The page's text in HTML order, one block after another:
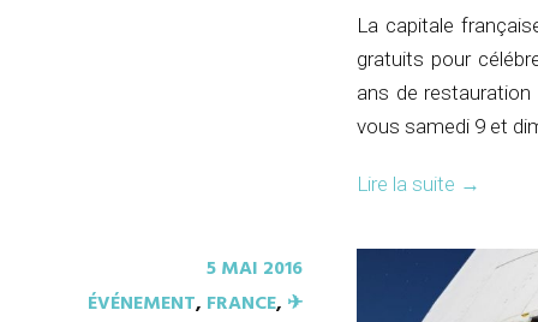
La capitale
gratuits pour
ans de
vous samedi 9 et
Lire la suite →
5 MAI 2016
ÉVÉNEMENT, FRANCE, ✈︎